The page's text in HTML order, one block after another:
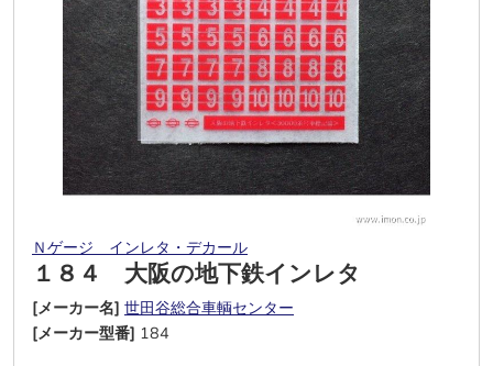
Ｎゲージ インレタ・デカール
１８４ 大阪の地下鉄インレタ
[メーカー名] 世田谷総合車輌センター
[メーカー型番] 184